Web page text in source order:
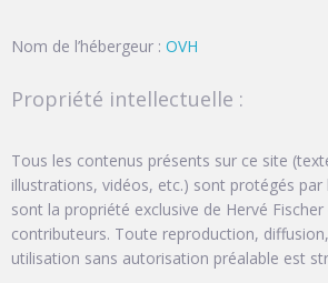
Nom de l’hébergeur : OVH
Propriété intellectuelle :
Tous les contenus présents sur ce site
illustrations, vidéos, etc.) sont protégés par
sont la propriété exclusive de Hervé
contributeurs. Toute reproduction,
utilisation sans autorisation préalable est